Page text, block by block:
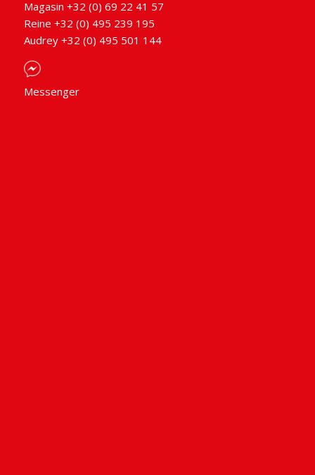
Magasin +32 (0) 69 22 41 57
Reine +32 (0) 495 239 195
Audrey +32 (0) 495 501 144
Messenger